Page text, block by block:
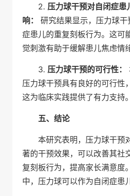
2. 压力球干预对自闭症
响：
研究结果显示，压力球
症患儿的重复刻板行为。这可
觉刺激有助于缓解患儿焦虑情
3. 压力球干预的可行性：
压力球干预具有良好的可行性
这为临床实践提供了有力支持。
五、结论
本研究表明，压力球干预
著的干预效果，可以改善其社
复刻板行为，提高家长满意度
中，压力球可以作为自闭症患